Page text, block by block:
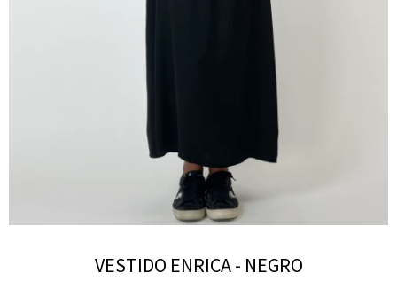
VESTIDO ENRICA - NEGRO